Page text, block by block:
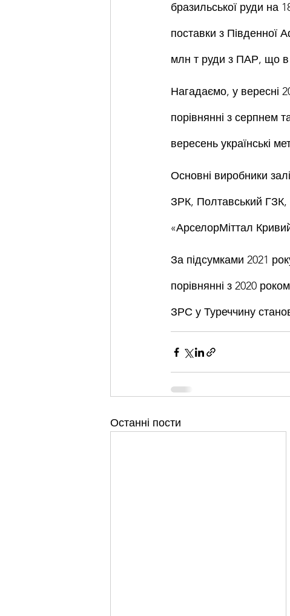
бразильської руди на
поставки з Південної
млн т руди з ПАР, що в
Нагадаємо, у вересні
порівнянні з серпнем
вересень українські
Основні виробники
ЗРК, Полтавський ГЗК,
«АрселорМіттал
За підсумками 2021
порівнянні з 2020
ЗРС у Туреччину
Останні пости